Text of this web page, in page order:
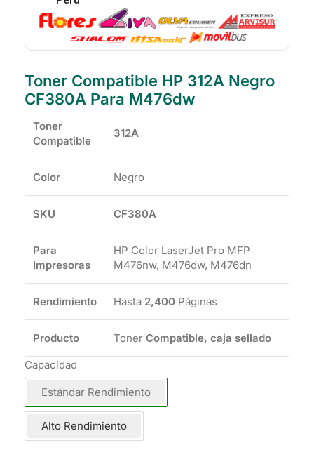
Toner Compatible HP 312A Negro
CF380A Para M476dw
Toner
Compatible
312A
Color Negro
SKU CF380A
Para
Impresoras
HP Color LaserJet Pro MFP
M476nw, M476dw, M476dn
Rendimiento Hasta 2,400 Páginas
Producto Toner Compatible, caja sellado
Capacidad
Estándar Rendimiento
Alto Rendimiento